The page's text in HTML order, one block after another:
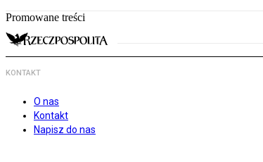
Promowane treści
KONTAKT
O nas
Kontakt
Napisz do nas